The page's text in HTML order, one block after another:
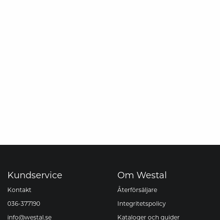
Kundservice
Kontakt
036-377190
info@westal.se
Om Westal
Återförsäljare
Integritetspolicy
Kataloger och guider